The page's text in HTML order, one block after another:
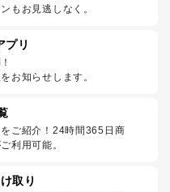
もお見逃しなく。
プリ
お知らせします。
ご紹介！24時間365日商
利用可能。
取り